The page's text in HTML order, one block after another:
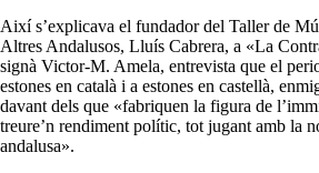
Així s’explicava el fundador del Taller de
Altres Andalusos, Lluís Cabrera, a «La
signà Victor-M. Amela, entrevista que el
estones en català i a estones en castellà,
davant dels que «fabriquen la figura de
treure’n rendiment polític, tot jugant amb la
andalusa».